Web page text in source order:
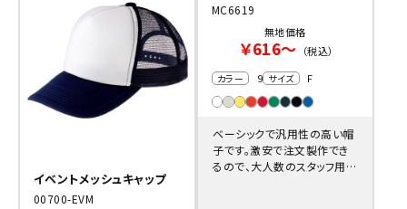
イベントメッシュキャップ
00700-EVM
MC6619
無地価格
￥616～ （税込）
カラー 9 サイズ F
ベーシックで汎用性の高い帽
子です。激安で注文製作でき
るので、大人数のスタッフ用や